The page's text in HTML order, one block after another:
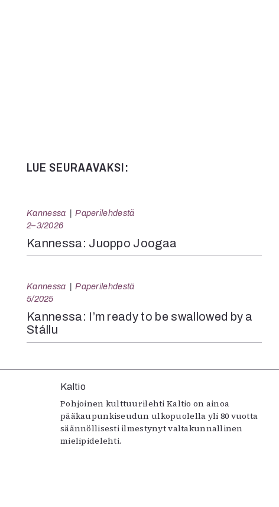
LUE SEURAAVAKSI:
Kannessa
Paperilehdestä
2–3/2026
Kannessa: Juoppo Joogaa
Kannessa
Paperilehdestä
5/2025
Kannessa: I’m ready to be swallowed by a
Stállu
Kaltio
Pohjoinen kulttuurilehti Kaltio on ainoa
pääkaupunkiseudun ulkopuolella yli 80 vuotta
säännöllisesti ilmestynyt valtakunnallinen
mielipidelehti.